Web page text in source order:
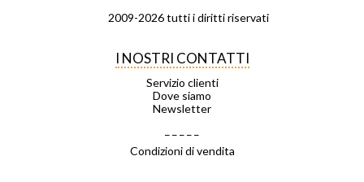
2009-2026 tutti i diritti riservati
I NOSTRI CONTATTI
Servizio clienti
Dove siamo
Newsletter
Condizioni di vendita